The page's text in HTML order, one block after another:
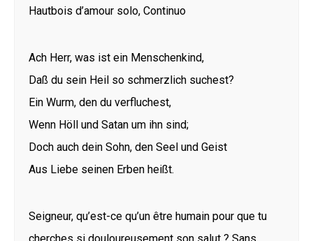
Hautbois d’amour solo, Continuo
Ach Herr, was ist ein Menschenkind,
Daß du sein Heil so schmerzlich suchest?
Ein Wurm, den du verfluchest,
Wenn Höll und Satan um ihn sind;
Doch auch dein Sohn, den Seel und Geist
Aus Liebe seinen Erben heißt.
Seigneur, qu’est-ce qu’un être humain pour que tu
cherches si douloureusement son salut ? Sans